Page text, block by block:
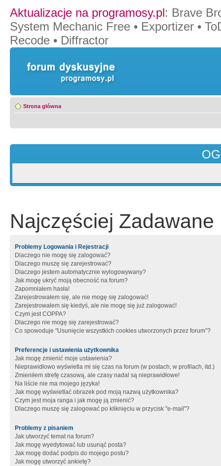
Aktualizacje na programosy.pl: Brave
System Mechanic Free • Exportizer •
Recode • Diffractor
Strona główna
Najczęściej Zadawane
Problemy Logowania i Rejestracji
Dlaczego nie mogę się zalogować?
Dlaczego muszę się zarejestrować?
Dlaczego jestem automatycznie wylogowywany?
Jak mogę ukryć moją obecność na forum?
Zapomniałem hasła!
Zarejestrowałem się, ale nie mogę się zalogować!
Zarejestrowałem się kiedyś, ale nie mogę się już zalogować!
Czym jest COPPA?
Dlaczego nie mogę się zarejestrować?
Co spowoduje "Usunięcie wszystkich cookies utworzonych przez forum"?
Preferencje i ustawienia użytkownika
Jak mogę zmienić moje ustawienia?
Nieprawidłowo wyświetla mi się czas na forum (w postach, w profilach, itd.)
Zmieniłem strefę czasową, ale czasy nadal są nieprawidłowe!
Na liście nie ma mojego języka!
Jak mogę wyświetlać obrazek pod moją nazwą użytkownika?
Czym jest moja ranga i jak mogę ją zmienić?
Dlaczego muszę się zalogować po kliknięciu w przycisk "e-mail"?
Problemy z pisaniem
Jak utworzyć temat na forum?
Jak mogę wyedytować lub usunąć posta?
Jak mogę dodać podpis do mojego postu?
Jak mogę utworzyć ankietę?